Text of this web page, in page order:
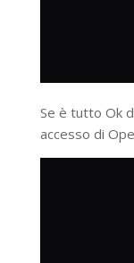
Se è tutto Ok
accesso di